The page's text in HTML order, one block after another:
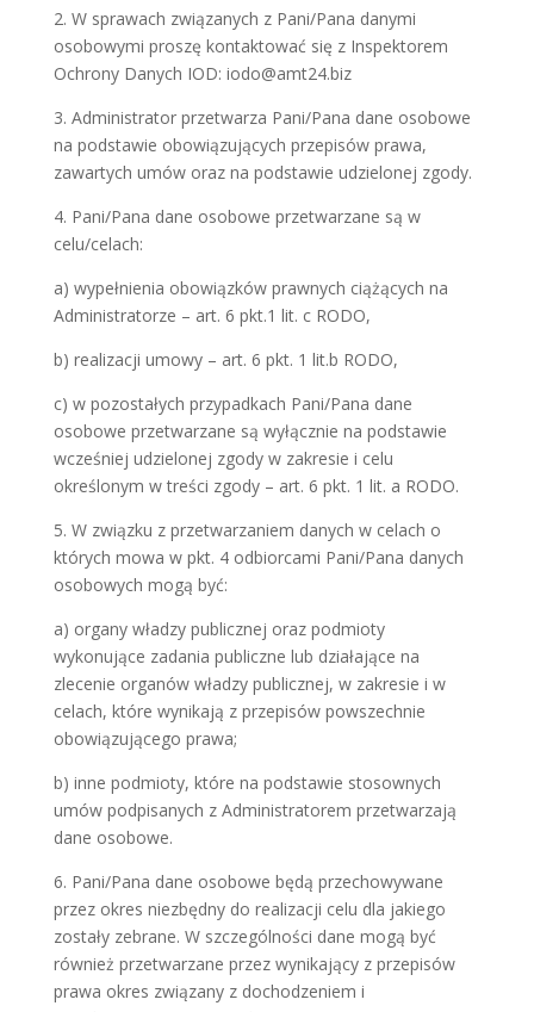
2. W sprawach związanych z Pani/Pana danymi
osobowymi proszę kontaktować się z Inspektorem
Ochrony Danych IOD: iodo@amt24.biz
3. Administrator przetwarza Pani/Pana dane osobowe
na podstawie obowiązujących przepisów prawa,
zawartych umów oraz na podstawie udzielonej zgody.
4. Pani/Pana dane osobowe przetwarzane są w
celu/celach:
a) wypełnienia obowiązków prawnych ciążących na
Administratorze – art. 6 pkt.1 lit. c RODO,
b) realizacji umowy – art. 6 pkt. 1 lit.b RODO,
c) w pozostałych przypadkach Pani/Pana dane
osobowe przetwarzane są wyłącznie na podstawie
wcześniej udzielonej zgody w zakresie i celu
określonym w treści zgody – art. 6 pkt. 1 lit. a RODO.
5. W związku z przetwarzaniem danych w celach o
których mowa w pkt. 4 odbiorcami Pani/Pana danych
osobowych mogą być:
a) organy władzy publicznej oraz podmioty
wykonujące zadania publiczne lub działające na
zlecenie organów władzy publicznej, w zakresie i w
celach, które wynikają z przepisów powszechnie
obowiązującego prawa;
b) inne podmioty, które na podstawie stosownych
umów podpisanych z Administratorem przetwarzają
dane osobowe.
6. Pani/Pana dane osobowe będą przechowywane
przez okres niezbędny do realizacji celu dla jakiego
zostały zebrane. W szczególności dane mogą być
również przetwarzane przez wynikający z przepisów
prawa okres związany z dochodzeniem i